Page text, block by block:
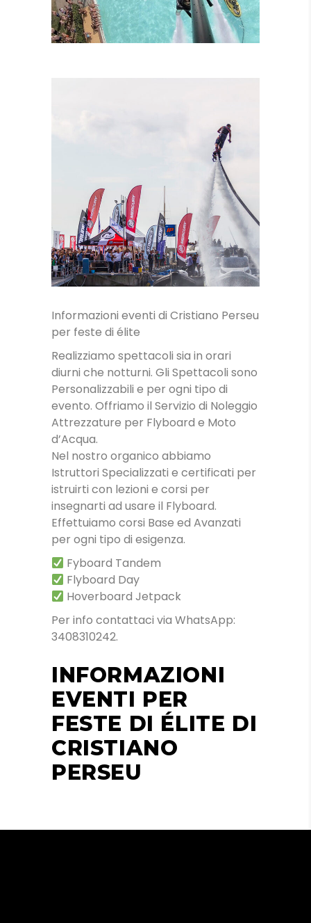
LEZIONI
Informazioni eventi di Cristiano Perseu
per feste di élite
Realizziamo spettacoli sia in orari
diurni che notturni. Gli Spettacoli sono
Personalizzabili e per ogni tipo di
evento. Offriamo il Servizio di Noleggio
Attrezzature per Flyboard e Moto
d’Acqua.
Nel nostro organico abbiamo
Istruttori Specializzati e certificati per
istruirti con lezioni e corsi per
insegnarti ad usare il Flyboard.
Effettuiamo corsi Base ed Avanzati
per ogni tipo di esigenza.
Fyboard Tandem
Flyboard Day
Hoverboard Jetpack
Per info contattaci via WhatsApp:
3408310242.
INFORMAZIONI
EVENTI PER
FESTE DI ÉLITE DI
CRISTIANO
PERSEU